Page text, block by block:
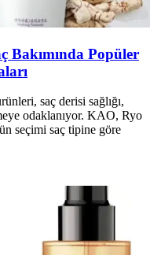
Bakımında Popüler
saç derisi sağlığı,
odaklanıyor. KAO, Ryo
seçimi saç tipine göre